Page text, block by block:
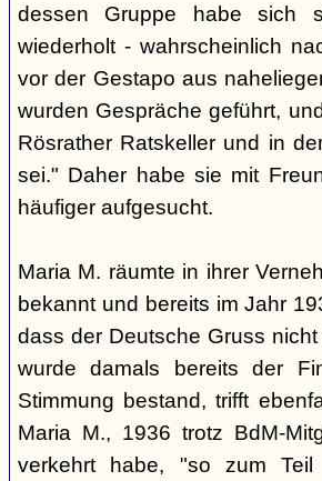
dessen Gruppe habe sich
wiederholt - wahrscheinlich
vor der Gestapo aus
wurden Gespräche geführt,
Rösrather Ratskeller und in
sei." Daher habe sie mit
häufiger aufgesucht.
Maria M. räumte in ihrer
bekannt und bereits im Jahr
dass der Deutsche Gruss
wurde damals bereits der
Stimmung bestand, trifft
Maria M., 1936 trotz BdM-
verkehrt habe, "so zum